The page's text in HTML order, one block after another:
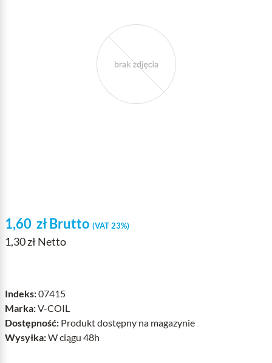
1,60 złBrutto (VAT 23%)
1,30 zł Netto
Indeks:07415
Marka:V-COIL
Dostępność: Produkt dostępny na magazynie
Wysyłka:W ciągu 48h